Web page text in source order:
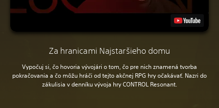
Za hranicami Najstaršieho domu
Vypočuj si, čo hovoria vývojári o tom, čo pre nich znamená tvorba
pokračovania a čo môžu hráči od tejto akčnej RPG hry očakávať. Nazri do
zákulisia v denníku vývoja hry CONTROL Resonant.